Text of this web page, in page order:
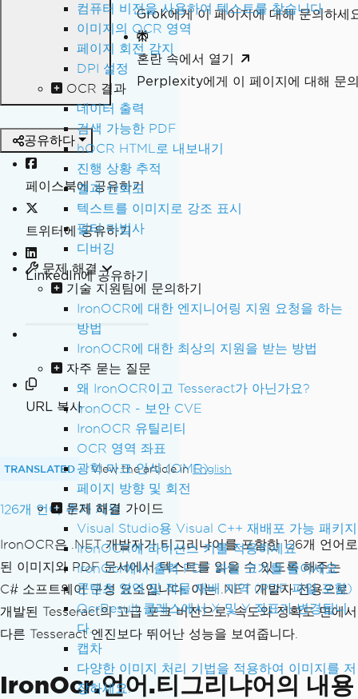
컴퓨터 비전을 사용하여 텍스트를 찾습니다.
이미지의 OCR 영역
페이지 회전 감지
DPI 설정
OCR 결과
데이터 출력
검색 가능한 PDF
hOCR HTML로 내보내기
진행 상황 추적
결과 신뢰도
텍스트를 이미지로 강조 표시
필터 마법사
디버깅
문제 해결
기술 지원팀에 문의하기
IronOCR에 대한 엔지니어링 지원 요청을 하는
방법
IronOCR에 대한 최상의 지원을 받는 방법
자주 묻는 질문
왜 IronOCR이고 Tesseract가 아닌가요?
IronOCR - 보안 CVE
IronOCR 유틸리티
OCR 영역 좌표
광학 마크 인식 (OMR)
페이지 방향 및 회전
문제 해결 가이드
Visual Studio용 Visual C++ 재배포 가능 패키지
IronOCR에 라이선스 키를 적용하세요
IronOcr에서 출력 PDF 파일 크기를 줄이세요
콘텐츠 영역 및 작물 재배 지역 (PDF 파일 포함)
OcrResult 클래스에서 X 및 Y 좌표가 변경됩니
다.
캡차
다양한 이미지 처리 기법을 적용하여 이미지를 저
장하세요.
Grok에게 이 페이지에 대해 문의하세
혼란 속에서 열기
Perplexity에게 이 페이지에 대해 문
공유하다
페이스북에 공유하기
트위터에 공유하기
LinkedIn에 공유하기
URL 복사
TRANSLATED View the article in English
126개 언어 추가 지원
IronOCR은 .NET 개발자가 티그리냐어를 포함한 126개 언어로
된 이미지와 PDF 문서에서 텍스트를 읽을 수 있도록 해주는
C# 소프트웨어 구성 요소입니다. 이는 .NET 개발자 전용으로
개발된 Tesseract의 고급 포크 버전으로, 속도와 정확도 면에서
다른 Tesseract 엔진보다 뛰어난 성능을 보여줍니다.
IronOcr.언어.티그리냐어의 내용